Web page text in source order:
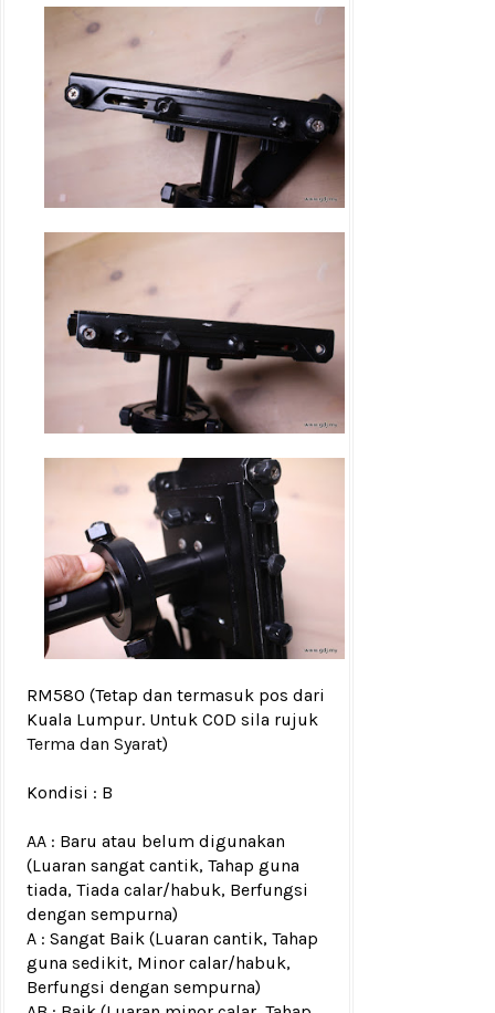
RM580 (Tetap dan termasuk pos dari
Kuala Lumpur. Untuk COD sila rujuk
Terma dan Syarat)
Kondisi : B
AA : Baru atau belum digunakan
(Luaran sangat cantik, Tahap guna
tiada, Tiada calar/habuk, Berfungsi
dengan sempurna)
A : Sangat Baik (Luaran cantik, Tahap
guna sedikit, Minor calar/habuk,
Berfungsi dengan sempurna)